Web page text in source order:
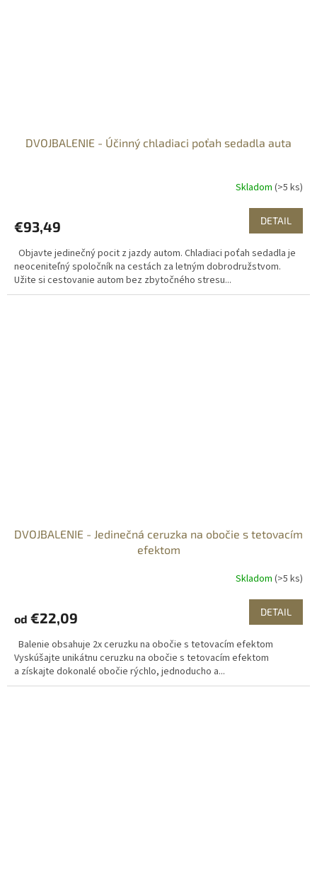
DVOJBALENIE - Účinný chladiaci poťah sedadla auta
Skladom (>5 ks)
€93,49 DETAIL
Objavte jedinečný pocit z jazdy autom. Chladiaci poťah sedadla je
neoceniteľný spoločník na cestách za letným dobrodružstvom.
Užite si cestovanie autom bez zbytočného stresu...
DVOJBALENIE - Jedinečná ceruzka na obočie s tetovacím
efektom
Skladom (>5 ks)
od €22,09 DETAIL
Balenie obsahuje 2x ceruzku na obočie s tetovacím efektom
Vyskúšajte unikátnu ceruzku na obočie s tetovacím efektom
a získajte dokonalé obočie rýchlo, jednoducho a...